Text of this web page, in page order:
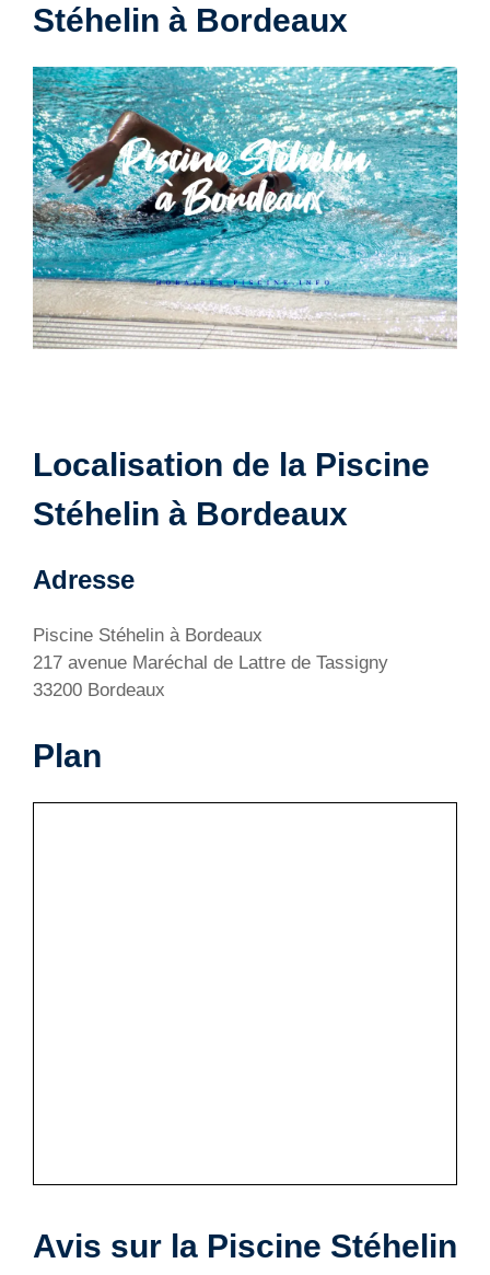
Stéhelin à Bordeaux
Localisation de la Piscine
Stéhelin à Bordeaux
Adresse
Piscine Stéhelin à Bordeaux
217 avenue Maréchal de Lattre de Tassigny
33200 Bordeaux
Plan
Avis sur la Piscine Stéhelin